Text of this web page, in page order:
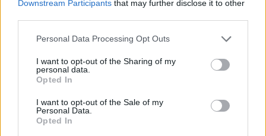
Downstream Participants that may further disclose it to other
Personal Data Processing Opt Outs
I want to opt-out of the Sharing of my
personal data.
Opted In
I want to opt-out of the Sale of my
Personal Data.
Opted In
Διαβάστε επίσης: